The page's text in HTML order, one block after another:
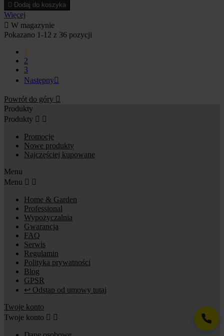
 Dodaj do koszyka
Więcej
 W magazynie
Pokazano 1-12 z 36 pozycji
1
2
3
Następny
Powrót do góry 
Produkty
Produkty  
Promocje
Nowe produkty
Najczęściej kupowane
Menu
Menu  
Home & Garden
Professional
Wypożyczalnia
Gwarancja
FAQ
Serwis
Regulamin
Polityka prywatności
Blog
GPSR
↩ Odstąp od umowy tutaj
Twoje konto
Twoje konto  